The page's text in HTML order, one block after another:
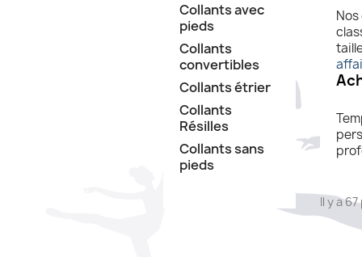
Collants avec
pieds
Collants
convertibles
Collants étrier
Collants
Résilles
Collants sans
pieds
Il y a